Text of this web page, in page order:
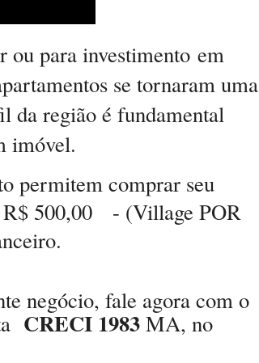
ou para investimento em
se tornaram uma
da região é fundamental
imóvel.
permitem comprar seu
500,00
- (Village POR
negócio, fale agora com o
CRECI 1983 MA, no